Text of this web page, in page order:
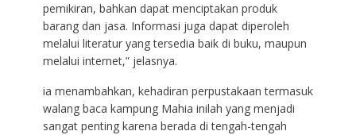
pemikiran, bahkan dapat menciptakan produk
barang dan jasa. Informasi juga dapat diperoleh
melalui literatur yang tersedia baik di buku, maupun
melalui internet,” jelasnya.
ia menambahkan, kehadiran perpustakaan termasuk
walang baca kampung Mahia inilah yang menjadi
sangat penting karena berada di tengah-tengah